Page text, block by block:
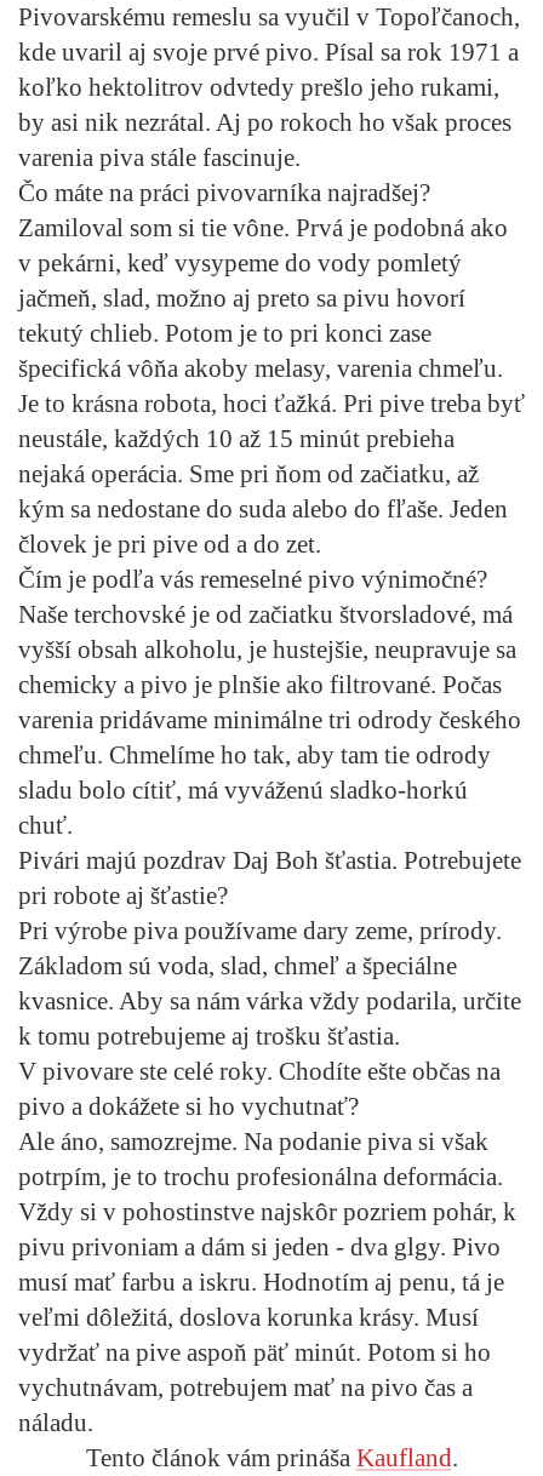
Pivovarskému remeslu sa vyučil v Topoľčanoch,
kde uvaril aj svoje prvé pivo. Písal sa rok 1971 a
koľko hektolitrov odvtedy prešlo jeho rukami,
by asi nik nezrátal. Aj po rokoch ho však proces
varenia piva stále fascinuje.
Čo máte na práci pivovarníka najradšej?
Zamiloval som si tie vône. Prvá je podobná ako
v pekárni, keď vysypeme do vody pomletý
jačmeň, slad, možno aj preto sa pivu hovorí
tekutý chlieb. Potom je to pri konci zase
špecifická vôňa akoby melasy, varenia chmeľu.
Je to krásna robota, hoci ťažká. Pri pive treba byť
neustále, každých 10 až 15 minút prebieha
nejaká operácia. Sme pri ňom od začiatku, až
kým sa nedostane do suda alebo do fľaše. Jeden
človek je pri pive od a do zet.
Čím je podľa vás remeselné pivo výnimočné?
Naše terchovské je od začiatku štvorsladové, má
vyšší obsah alkoholu, je hustejšie, neupravuje sa
chemicky a pivo je plnšie ako filtrované. Počas
varenia pridávame minimálne tri odrody českého
chmeľu. Chmelíme ho tak, aby tam tie odrody
sladu bolo cítiť, má vyváženú sladko-horkú
chuť.
Pivári majú pozdrav Daj Boh šťastia. Potrebujete
pri robote aj šťastie?
Pri výrobe piva používame dary zeme, prírody.
Základom sú voda, slad, chmeľ a špeciálne
kvasnice. Aby sa nám várka vždy podarila, určite
k tomu potrebujeme aj trošku šťastia.
V pivovare ste celé roky. Chodíte ešte občas na
pivo a dokážete si ho vychutnať?
Ale áno, samozrejme. Na podanie piva si však
potrpím, je to trochu profesionálna deformácia.
Vždy si v pohostinstve najskôr pozriem pohár, k
pivu privoniam a dám si jeden - dva glgy. Pivo
musí mať farbu a iskru. Hodnotím aj penu, tá je
veľmi dôležitá, doslova korunka krásy. Musí
vydržať na pive aspoň päť minút. Potom si ho
vychutnávam, potrebujem mať na pivo čas a
náladu.
Tento článok vám prináša Kaufland.